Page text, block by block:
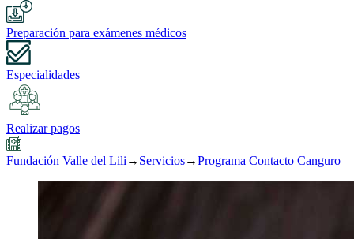
Preparación para exámenes médicos
Especialidades
Realizar pagos
Fundación Valle del Lili → Servicios→Programa Contacto Canguro